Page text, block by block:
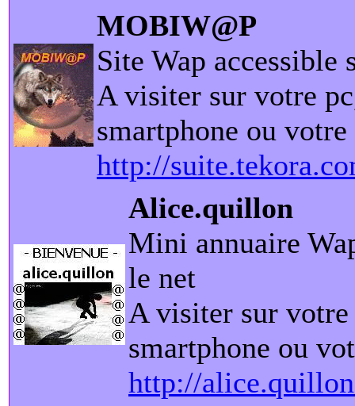
MOBIW@P
Site Wap accessible
A visiter sur votre
smartphone ou
http://
Alice.quillon
Mini annuaire
le net
A visiter sur
smartphone ou
http://